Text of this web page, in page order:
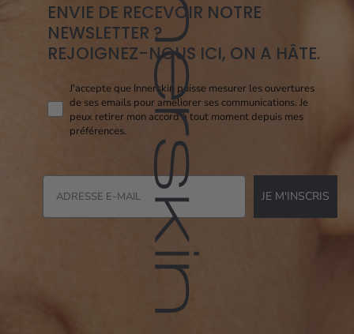
ENVIE DE RECEVOIR NOTRE
NEWSLETTER ?
REJOIGNEZ-NOUS ICI, ON A HÂTE.
Consent pixel openi
J'accepte que Innerskin puisse mesurer les ouvertures
de ses emails pour améliorer ses communications. Je
peux retirer mon accord à tout moment depuis mes
préférences.
JE M'INSCRIS